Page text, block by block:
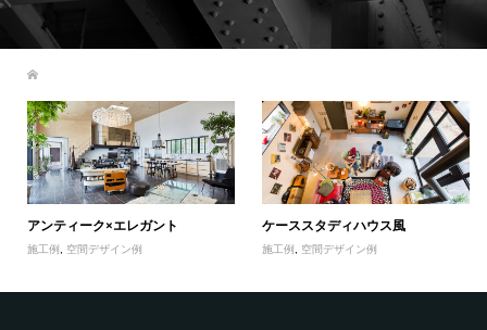
アンティーク×エレガント
施工例 , 空間デザイン例
ケーススタディハウス風
施工例 , 空間デザイン例